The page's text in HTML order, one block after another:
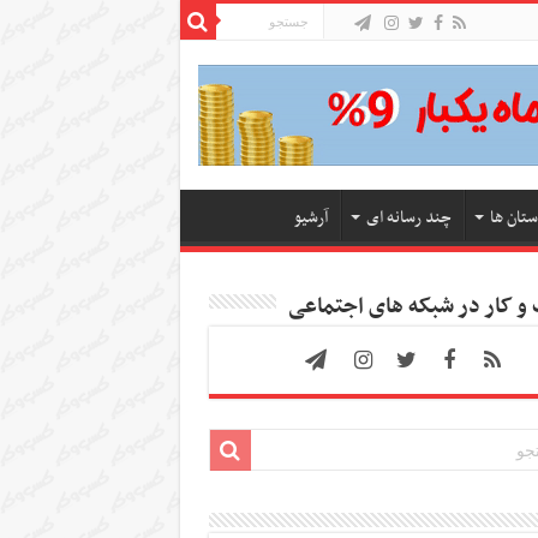
ها چند رسانه ای آرشیو
کار در شبکه های اجتماعی